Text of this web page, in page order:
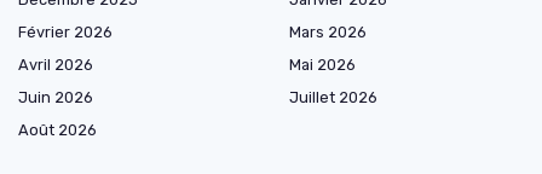
Février 2026
Mars 2026
Avril 2026
Mai 2026
Juin 2026
Juillet 2026
Août 2026